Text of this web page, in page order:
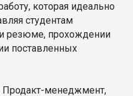
которая идеально
студентам
резюме, прохождении
поставленных
менеджмент,